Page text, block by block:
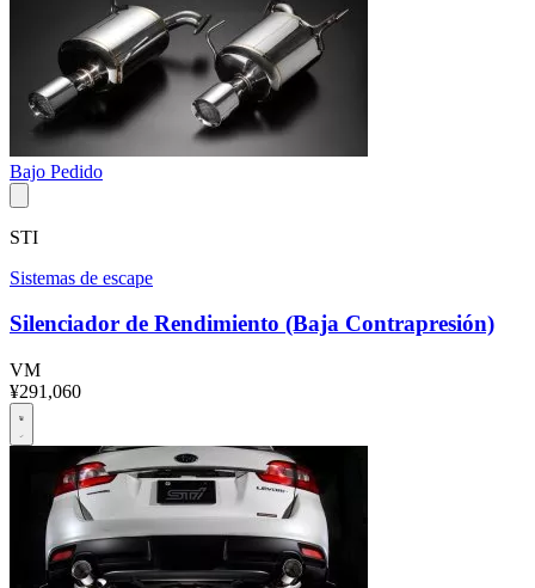
Bajo Pedido
STI
Sistemas de escape
Silenciador de Rendimiento (Baja Contrapresión)
VM
¥291,060